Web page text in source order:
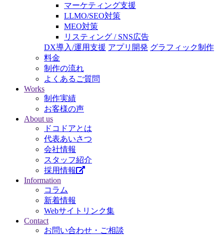
マーケティング支援
LLMO/SEO対策
MEO対策
リスティング / SNS広告
DX導入/運用支援 アプリ開発 グラフィック制作
料金
制作の流れ
よくあるご質問
Works
制作実績
お客様の声
About us
ドコドアとは
代表あいさつ
会社情報
スタッフ紹介
採用情報
Information
コラム
新着情報
Webサイトリンク集
Contact
お問い合わせ・ご相談